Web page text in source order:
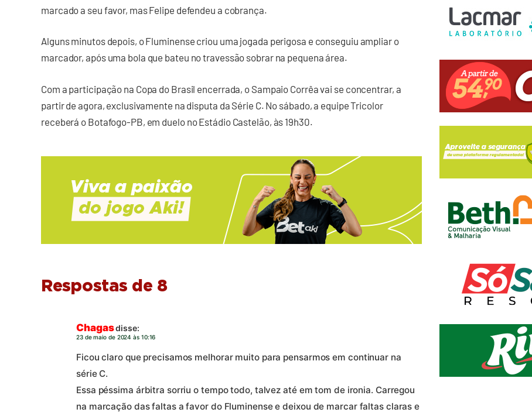
marcado a seu favor, mas Felipe defendeu a cobrança.
Alguns minutos depois, o Fluminense criou uma jogada perigosa e conseguiu ampliar o
marcador, após uma bola que bateu no travessão sobrar na pequena área.
Com a participação na Copa do Brasil encerrada, o Sampaio Corrêa vai se concentrar, a
partir de agora, exclusivamente na disputa da Série C. No sábado, a equipe Tricolor
receberá o Botafogo-PB, em duelo no Estádio Castelão, às 19h30.
Respostas de 8
Chagasdisse:
23 de maio de 2024 às 10:16
Ficou claro que precisamos melhorar muito para pensarmos em continuar na
série C.
Essa péssima árbitra sorriu o tempo todo, talvez até em tom de ironia. Carregou
na marcação das faltas a favor do Fluminense e deixou de marcar faltas claras e